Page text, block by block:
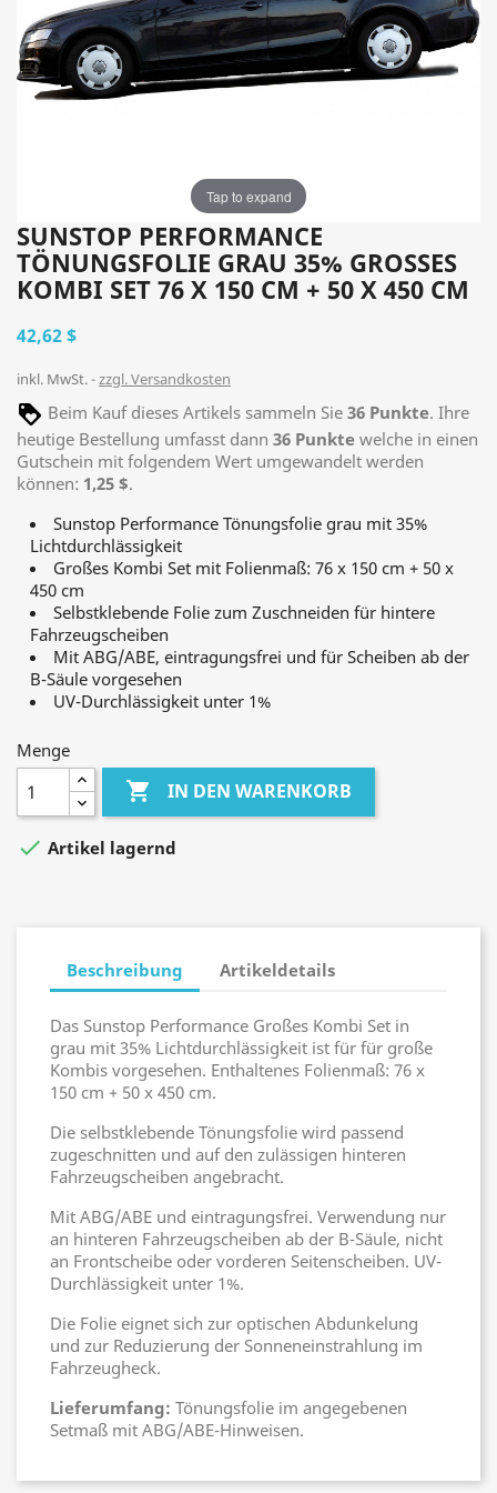
Tap to expand
SUNSTOP PERFORMANCE
TÖNUNGSFOLIE GRAU 35% GROSSES K
OMBI SET 76 X 150 CM + 50 X 450 CM
42,62 $
inkl. MwSt. zzgl. Versandkosten
Beim Kauf dieses Artikels sammeln Sie 36 Punkte. Ihre
heutige Bestellung umfasst dann 36 Punkte welche in einen
Gutschein mit folgendem Wert umgewandelt werden
können: 1,25 $.
Sunstop Performance Tönungsfolie grau mit 35%
Lichtdurchlässigkeit
Großes Kombi Set mit Folienmaß: 76 x 150 cm + 50 x
450 cm
Selbstklebende Folie zum Zuschneiden für hintere
Fahrzeugscheiben
Mit ABG/ABE, eintragungsfrei und für Scheiben ab der
B-Säule vorgesehen
UV-Durchlässigkeit unter 1%
Menge
 IN DEN WARENKORB
 Artikel lagernd
Beschreibung Artikeldetails
Das Sunstop Performance Großes Kombi Set in
grau mit 35% Lichtdurchlässigkeit ist für für große
Kombis vorgesehen. Enthaltenes Folienmaß: 76 x
150 cm + 50 x 450 cm.
Die selbstklebende Tönungsfolie wird passend
zugeschnitten und auf den zulässigen hinteren
Fahrzeugscheiben angebracht.
Mit ABG/ABE und eintragungsfrei. Verwendung nur
an hinteren Fahrzeugscheiben ab der B-Säule, nicht
an Frontscheibe oder vorderen Seitenscheiben. UV-
Durchlässigkeit unter 1%.
Die Folie eignet sich zur optischen Abdunkelung
und zur Reduzierung der Sonneneinstrahlung im
Fahrzeugheck.
Lieferumfang: Tönungsfolie im angegebenen
Setmaß mit ABG/ABE-Hinweisen.